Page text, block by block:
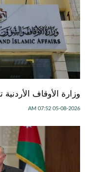
وزارة الأوقاف
05-08-2026 07:52 AM